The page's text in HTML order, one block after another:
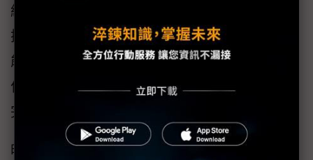
組，再配合協力廠商的太陽能板與鉛酸電池，
搭建出模擬太陽能電廠的展示架構，讓參觀者
能快速掌握明緯產品如何在實際應用中協同運
作，形成「創能、儲能、逆變、智慧管理」的
完整系統。
明緯技服中心課長謝正堂提到，上述產品結合